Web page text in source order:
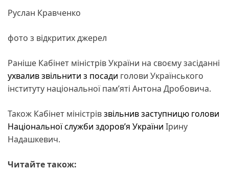
Руслан Кравченко
фото з відкритих джерел
Раніше Кабінет міністрів України на своєму засіданні
ухвалив звільнити з посади голови Українського
інституту національної пам’яті Антона Дробовича.
Також Кабінет міністрівзвільнив заступницю голови
Національної служби здоров’я України Ірину
Надашкевич.
Читайте також: